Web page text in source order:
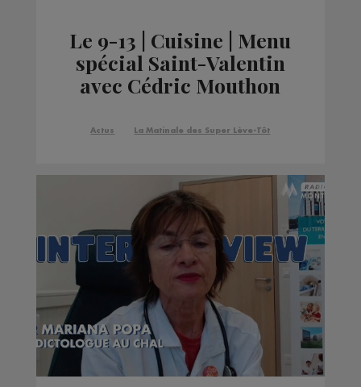
Le 9-13 | Cuisine | Menu
spécial Saint-Valentin
avec Cédric Mouthon
Actus La Matinale des Super Lève-Tôt